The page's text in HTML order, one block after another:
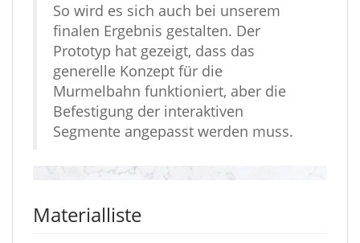
So wird es sich auch bei unserem
finalen Ergebnis gestalten. Der
Prototyp hat gezeigt, dass das
generelle Konzept für die
Murmelbahn funktioniert, aber die
Befestigung der interaktiven
Segmente angepasst werden muss.
Materialliste